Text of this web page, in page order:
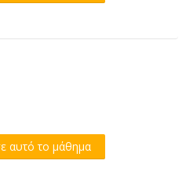
αυτό το μάθημα